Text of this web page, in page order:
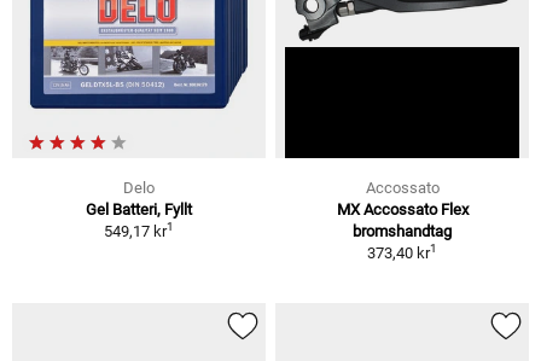
Delo
Gel Batteri, Fyllt
549,17 kr1
Accossato
MX Accossato Flex
bromshandtag
373,40 kr1